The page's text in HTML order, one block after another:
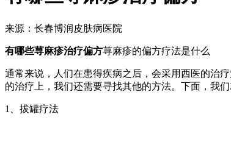
来源：长春博润皮肤病医院
有哪些荨麻疹治疗偏方荨麻疹的偏方疗法是什么
通常来说，人们在患得疾病之后，会采用西医的治
的治疗上，我们还需要寻找其他的方法。下面，我
1、拔罐疗法